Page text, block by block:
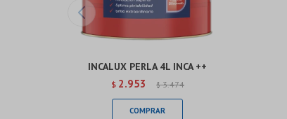
INCALUX PERLA 4L INCA ++
$ 2.953 $ 3.474